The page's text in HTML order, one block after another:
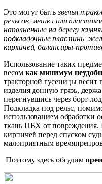
Это могут бытьзвенья
рельсов, мешки или
наполненные на берегу
подкладочные пластины
кирпичей, балансиры-
Использование таких
весом как минимум
тракторной гусеницы весит
изделия донную грязь,
перегнувшись через борт
Подкладка под рельс,
использованием обработки
ткань ПВХ от повреждения.
кирпичей перед спуском
малоприятным
Поэтому здесь обсудим